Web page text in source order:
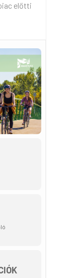
előtti